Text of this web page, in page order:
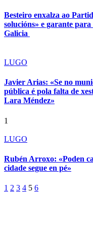
Besteiro enxalza ao
solucións» e garante
Galicia
LUGO
Javier Arias: «Se no
pública é pola falta de
Lara Méndez»
1
LUGO
Rubén Arroxo: «Poden
cidade segue en pé»
1 2 3 4 5 6